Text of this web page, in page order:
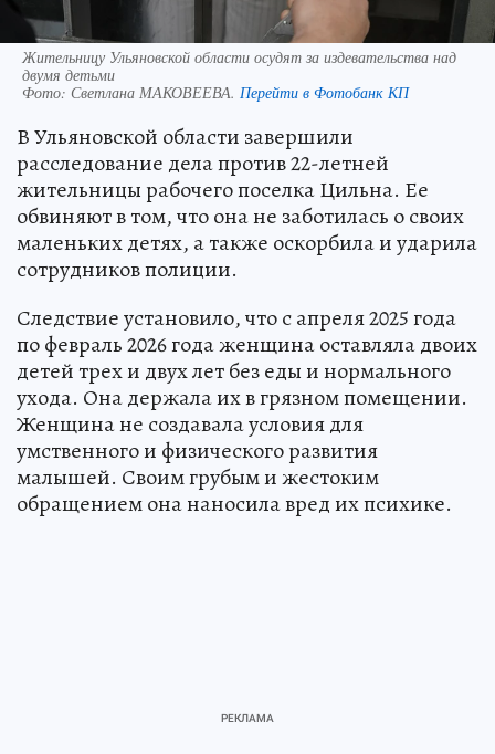
Жительницу Ульяновской области осудят за издевательства над
двумя детьми
Фото: Светлана МАКОВЕЕВА. Перейти в Фотобанк КП
В Ульяновской области завершили
расследование дела против 22-летней
жительницы рабочего поселка Цильна. Ее
обвиняют в том, что она не заботилась о своих
маленьких детях, а также оскорбила и ударила
сотрудников полиции.
Следствие установило, что с апреля 2025 года
по февраль 2026 года женщина оставляла двоих
детей трех и двух лет без еды и нормального
ухода. Она держала их в грязном помещении.
Женщина не создавала условия для
умственного и физического развития
малышей. Своим грубым и жестоким
обращением она наносила вред их психике.